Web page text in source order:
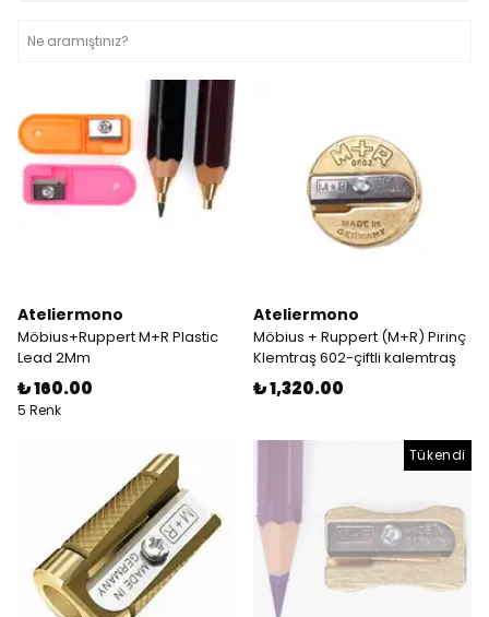
Ateliermono
Möbius+Ruppert M+R Plastic
Lead 2Mm
₺ 160.00
5 Renk
Ateliermono
Möbius + Ruppert (M+R) Pirinç
Klemtraş 602-çiftli kalemtraş
₺ 1,320.00
Tükendi